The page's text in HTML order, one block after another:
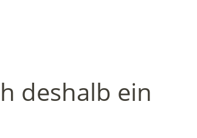
deshalb ein